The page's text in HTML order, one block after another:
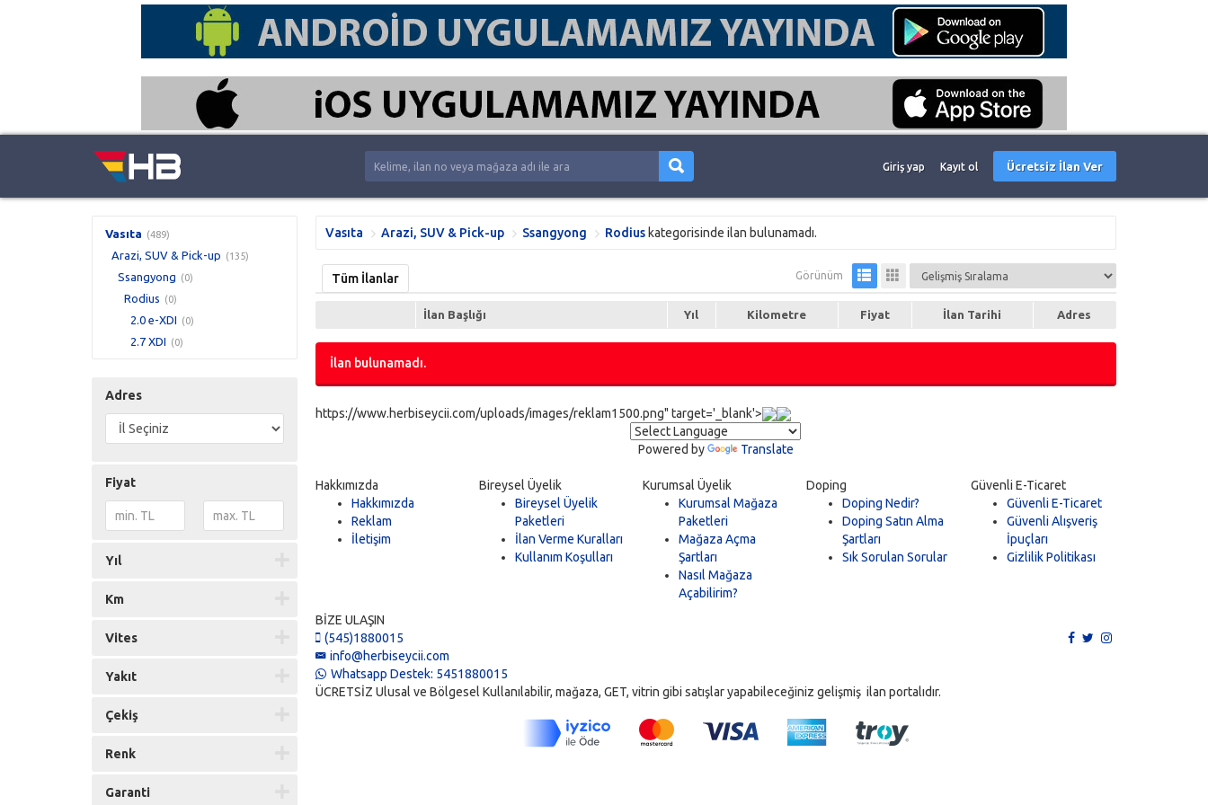
Giriş yap Kayıt ol Ücretsiz İlan Ver
Vasıta (489)
Arazi, SUV & Pick-up (135)
Ssangyong (0)
Rodius (0)
2.0 e-XDI (0)
2.7 XDI (0)
Adres
Fiyat
Yıl
Km
Vites
Yakıt
Çekiş
Renk
Garanti
Vasıta Arazi, SUV & Pick-up Ssangyong Rodius kategorisinde ilan bulunamadı.
Tüm İlanlar Görünüm
İlan Başlığı Yıl Kilometre Fiyat İlan Tarihi Adres
İlan bulunamadı.
https://www.herbiseycii.com/uploads/images/reklam1500.png" target='_blank'>
Powered by Translate
Hakkımızda
Hakkımızda
Reklam
İletişim
Bireysel Üyelik
Bireysel Üyelik
Paketleri
İlan Verme Kuralları
Kullanım Koşulları
Kurumsal Üyelik
Kurumsal Mağaza
Paketleri
Mağaza Açma
Şartları
Nasıl Mağaza
Açabilirim?
Doping
Doping Nedir?
Doping Satın Alma
Şartları
Sık Sorulan Sorular
Güvenli E-Ticaret
Güvenli E-Ticaret
Güvenli Alışveriş
İpuçları
Gizlilik Politikası
BİZE ULAŞIN
(545)1880015
info@herbiseycii.com
Whatsapp Destek: 5451880015
ÜCRETSİZ Ulusal ve Bölgesel Kullanılabilir, mağaza, GET, vitrin gibi satışlar yapabileceğiniz gelişmiş ilan portalıdır.